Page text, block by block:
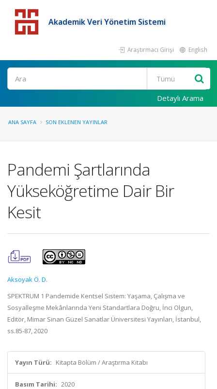
Akademik Veri Yönetim Sistemi
Araştırmacı Girişi English
Detaylı Arama
ANA SAYFA SON EKLENEN YAYINLAR
Pandemi Şartlarında
Yükseköğretime Dair Bir
Kesit
Aksoyak Ö. D.
SPEKTRUM 1 Pandemide Kentsel Sistem: Yaşama, Çalışma ve
Sosyalleşme Mekânlarında Yeni Standartlara Doğru, İnci Olgun,
Editör, Mimar Sinan Güzel Sanatlar Üniversitesi Yayınları, İstanbul,
ss.85-87, 2020
Yayın Türü: Kitapta Bölüm / Araştırma Kitabı
Basım Tarihi: 2020